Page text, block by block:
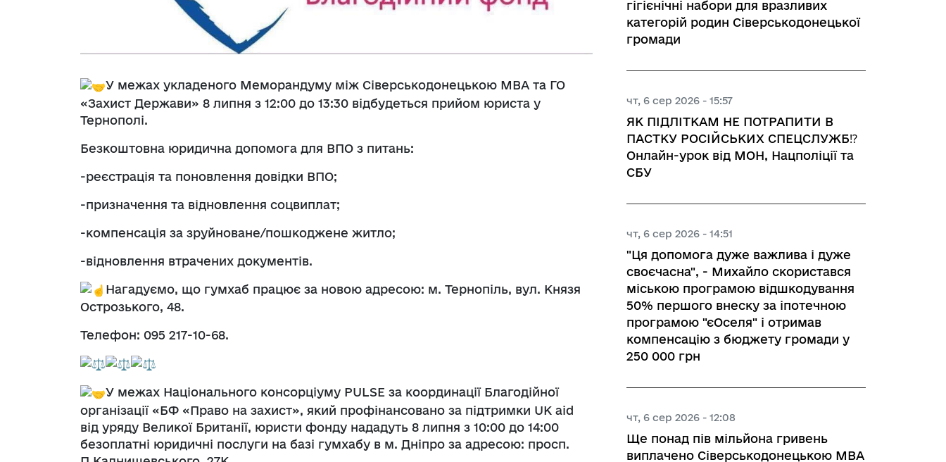
У межах укладеного Меморандуму між Сіверськодонецькою МВА та ГО
«Захист Держави» 8 липня з 12:00 до 13:30 відбудеться прийом юриста у
Тернополі.
Безкоштовна юридична допомога для ВПО з питань:
-реєстрація та поновлення довідки ВПО;
-призначення та відновлення соцвиплат;
-компенсація за зруйноване/пошкоджене житло;
-відновлення втрачених документів.
Нагадуємо, що гумхаб працює за новою адресою: м. Тернопіль, вул. Князя
Острозького, 48.
Телефон: 095 217-10-68.
У межах Національного консорціуму PULSE за координації Благодійної
організації «БФ «Право на захист», який профінансовано за підтримки UK aid
від уряду Великої Британії, юристи фонду нададуть 8 липня з 10:00 до 14:00
безоплатні юридичні послуги на базі гумхабу в м. Дніпро за адресою: просп.
гігієнічні набори для вразливих
категорій родин Сіверськодонецької
громади
чт, 6 сер 2026 - 15:57
ЯК ПІДЛІТКАМ НЕ ПОТРАПИТИ В
ПАСТКУ РОСІЙСЬКИХ СПЕЦСЛУЖБ⁉️
Онлайн-урок від МОН, Нацполіції та
СБУ
чт, 6 сер 2026 - 14:51
"Ця допомога дуже важлива і дуже
своєчасна", - Михайло скористався
міською програмою відшкодування
50% першого внеску за іпотечною
програмою "єОселя" і отримав
компенсацію з бюджету громади у
250 000 грн
чт, 6 сер 2026 - 12:08
Ще понад пів мільйона гривень
виплачено Сіверськодонецькою МВА